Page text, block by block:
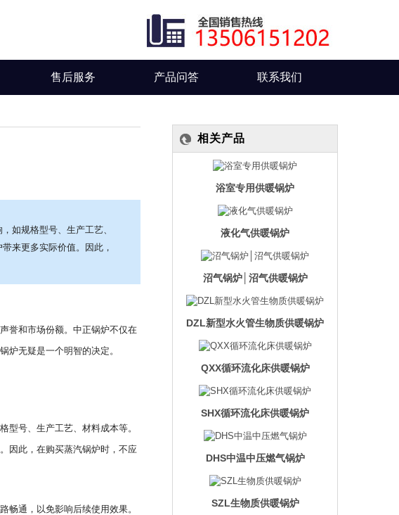
售后服务 产品问答 联系我们
如规格型号、生产工艺、
来更多实际价值。因此，
誉和市场份额。中正锅炉不仅在
炉无疑是一个明智的决定。
型号、生产工艺、材料成本等。
因此，在购买蒸汽锅炉时，不应
畅通，以免影响后续使用效果。
相关产品
浴室专用供暖锅炉
液化气供暖锅炉
沼气锅炉│沼气供暖锅炉
DZL新型水火管生物质供暖锅炉
QXX循环流化床供暖锅炉
SHX循环流化床供暖锅炉
DHS中温中压燃气锅炉
SZL生物质供暖锅炉